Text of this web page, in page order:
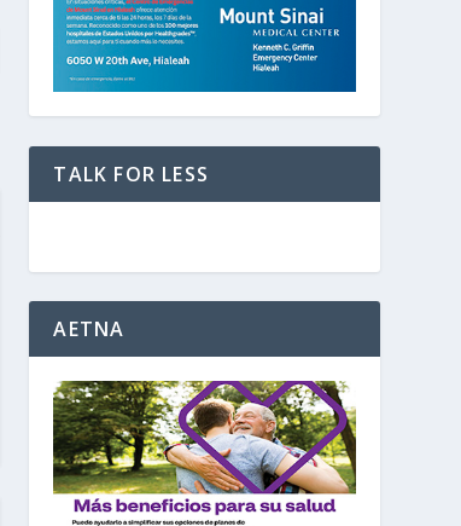
TALK FOR LESS
AETNA